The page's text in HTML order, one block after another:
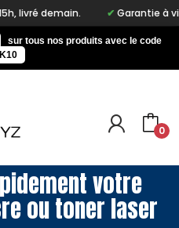
demain. Garantie à vie
sur tous nos produits avec le code
0
votre
ou toner laser